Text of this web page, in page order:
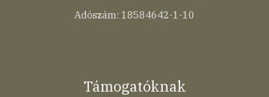
Adószám: 18584642-1-10
Támogatóknak